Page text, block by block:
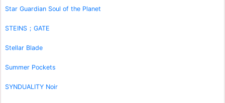
Star Guardian Soul of the Planet
STEINS；GATE
Stellar Blade
Summer Pockets
SYNDUALITY Noir